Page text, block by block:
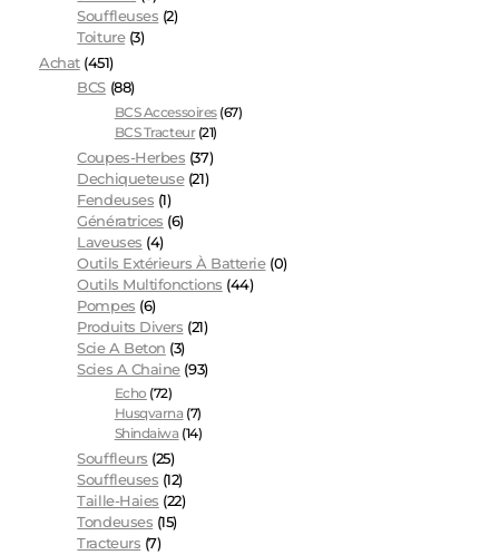
Souffleuses (2)
Toiture (3)
Achat (451)
BCS (88)
BCS Accessoires (67)
BCS Tracteur (21)
Coupes-Herbes (37)
Dechiqueteuse (21)
Fendeuses (1)
Génératrices (6)
Laveuses (4)
Outils Extérieurs À Batterie (0)
Outils Multifonctions (44)
Pompes (6)
Produits Divers (21)
Scie A Beton (3)
Scies A Chaine (93)
Echo (72)
Husqvarna (7)
Shindaiwa (14)
Souffleurs (25)
Souffleuses (12)
Taille-Haies (22)
Tondeuses (15)
Tracteurs (7)